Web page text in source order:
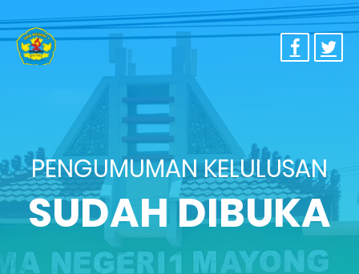
PENGUMUMAN KELULUSAN
SUDAH DIBUKA